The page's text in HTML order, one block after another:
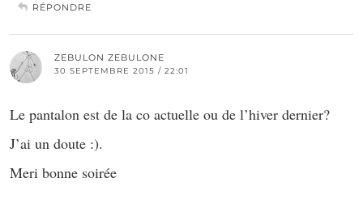
RÉPONDRE
ZEBULON ZEBULONE
30 SEPTEMBRE 2015 / 22:01
Le pantalon est de la co actuelle ou de l’hiver dernier?
J’ai un doute :).
Meri bonne soirée